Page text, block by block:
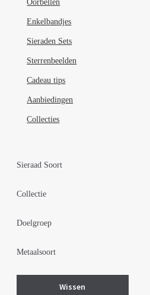
Oorbellen
Enkelbandjes
Sieraden Sets
Sterrenbeelden
Cadeau tips
Aanbiedingen
Collecties
Sieraad Soort
Collectie
Doelgroep
Metaalsoort
Wissen